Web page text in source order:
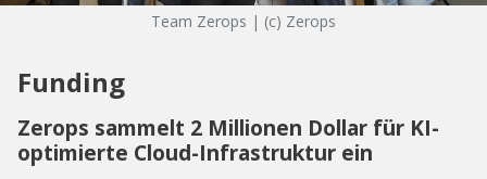
Team Zerops | (c) Zerops
Funding
Zerops sammelt 2 Millionen Dollar für KI-
optimierte Cloud-Infrastruktur ein